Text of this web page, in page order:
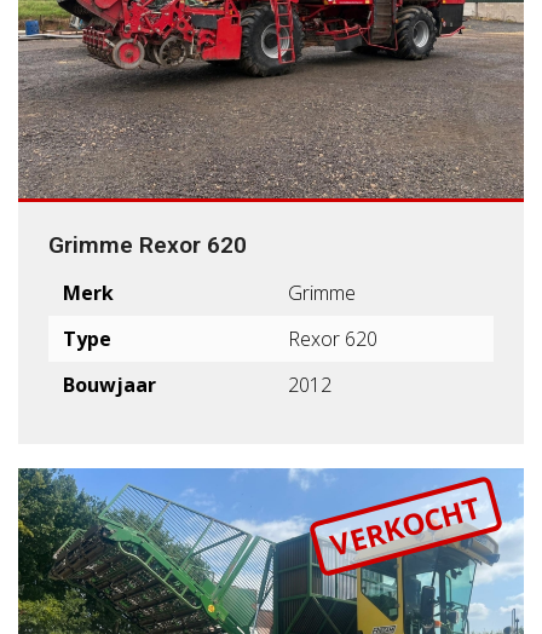
Grimme Rexor 620
Merk
Grimme
Type
Rexor 620
Bouwjaar
2012
VERKOCHT